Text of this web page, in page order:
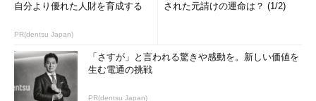
自分より優れた人財を育成する
PR(dentsu Japan)
された元請けの運命は？ (1/2)
「さすが」と言われる驚きや感動を。新しい価値を
生む電通の挑戦
PR(dentsu Japan)